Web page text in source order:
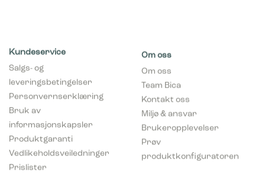
Kundeservice
Salgs- og
leveringsbetingelser
Personvernserklæring
Bruk av
informasjonskapsler
Produktgaranti
Vedlikeholdsveiledninger
Prislister
Om oss
Om oss
Team Bica
Kontakt oss
Miljø & ansvar
Brukeropplevelser
Prøv
produktkonfiguratoren